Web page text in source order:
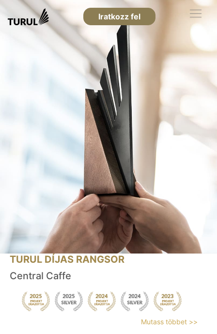
Iratkozz fel
TURUL DÍJAS RANGSOR
Central Caffe
Mutass többet >>